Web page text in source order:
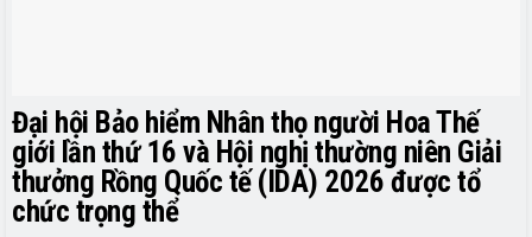
Đại hội Bảo hiểm Nhân thọ người Hoa Thế
giới lần thứ 16 và Hội nghị thường niên Giải
thưởng Rồng Quốc tế (IDA) 2026 được tổ
chức trọng thể